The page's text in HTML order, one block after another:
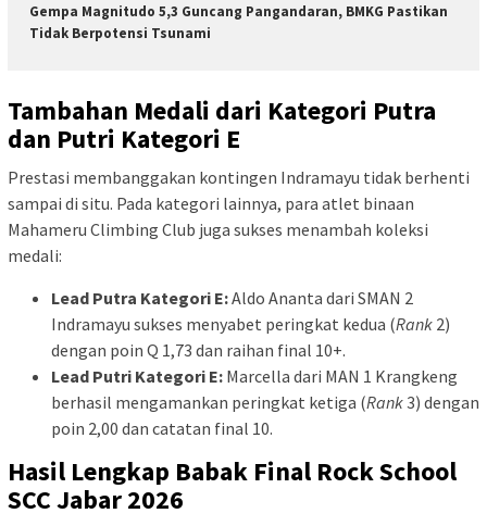
Gempa Magnitudo 5,3 Guncang Pangandaran, BMKG Pastikan
Tidak Berpotensi Tsunami
Tambahan Medali dari Kategori Putra
dan Putri Kategori E
Prestasi membanggakan kontingen Indramayu tidak berhenti
sampai di situ. Pada kategori lainnya, para atlet binaan
Mahameru Climbing Club juga sukses menambah koleksi
medali:
Lead Putra Kategori E:Aldo Ananta dari SMAN 2
Indramayu sukses menyabet peringkat kedua (Rank 2)
dengan poin Q 1,73 dan raihan final 10+.
Lead Putri Kategori E: Marcella dari MAN 1 Krangkeng
berhasil mengamankan peringkat ketiga (Rank3) dengan
poin 2,00 dan catatan final 10.
Hasil Lengkap Babak Final Rock School
SCC Jabar 2026